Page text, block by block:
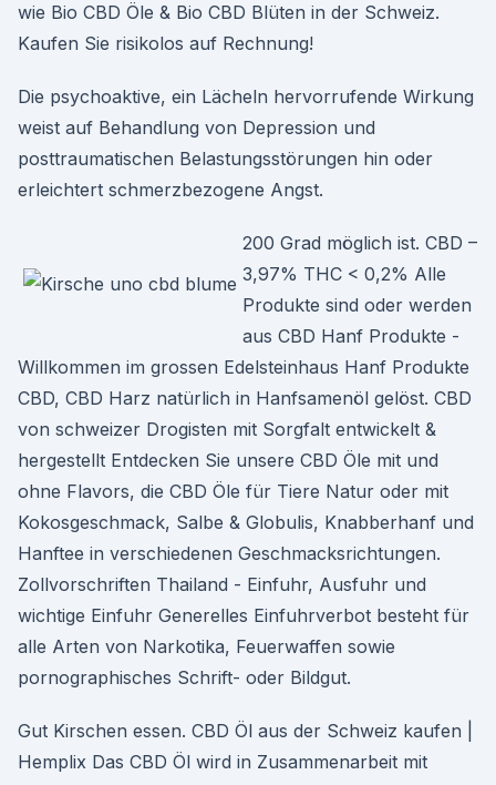
wie Bio CBD Öle & Bio CBD Blüten in der Schweiz.
Kaufen Sie risikolos auf Rechnung!
Die psychoaktive, ein Lächeln hervorrufende Wirkung
weist auf Behandlung von Depression und
posttraumatischen Belastungsstörungen hin oder
erleichtert schmerzbezogene Angst.
200 Grad möglich ist. CBD –
3,97% THC < 0,2% Alle
Produkte sind oder werden
aus CBD Hanf Produkte -
Willkommen im grossen Edelsteinhaus Hanf Produkte
CBD, CBD Harz natürlich in Hanfsamenöl gelöst. CBD
von schweizer Drogisten mit Sorgfalt entwickelt &
hergestellt Entdecken Sie unsere CBD Öle mit und
ohne Flavors, die CBD Öle für Tiere Natur oder mit
Kokosgeschmack, Salbe & Globulis, Knabberhanf und
Hanftee in verschiedenen Geschmacksrichtungen.
Zollvorschriften Thailand - Einfuhr, Ausfuhr und
wichtige Einfuhr Generelles Einfuhrverbot besteht für
alle Arten von Narkotika, Feuerwaffen sowie
pornographisches Schrift- oder Bildgut.
Gut Kirschen essen. CBD Öl aus der Schweiz kaufen |
Hemplix Das CBD Öl wird in Zusammenarbeit mit